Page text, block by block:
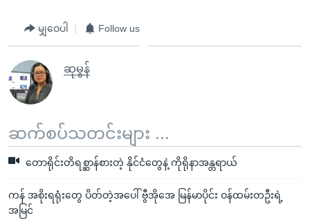
မျှဝေပါ Follow us
ဆုမွန်
ဆက်စပ်သတင်းများ ...
တောရိုင်းတိရစ္ဆာန်စားတဲ့ နိုင်ငံတွေနဲ့ ကိုရိုနာအန္တရာယ်
ကန် အစိုးရရုံးတွေ ပိတ်တဲ့အပေါ် ဗွီအိုအေ မြန်မာပိုင်း ဝန်ထမ်းတဦးရဲ့
အမြင်